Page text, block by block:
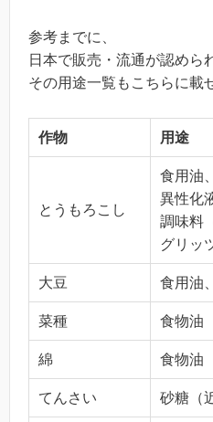
参考までに、
日本で販売・流通が認めら
その用途一覧もこちらに載
作物 用途
とうもろこし
食用油
異性化
調味料
グリッ
大豆 食用油
菜種 食物油
綿 食物油
てんさい 砂糖（